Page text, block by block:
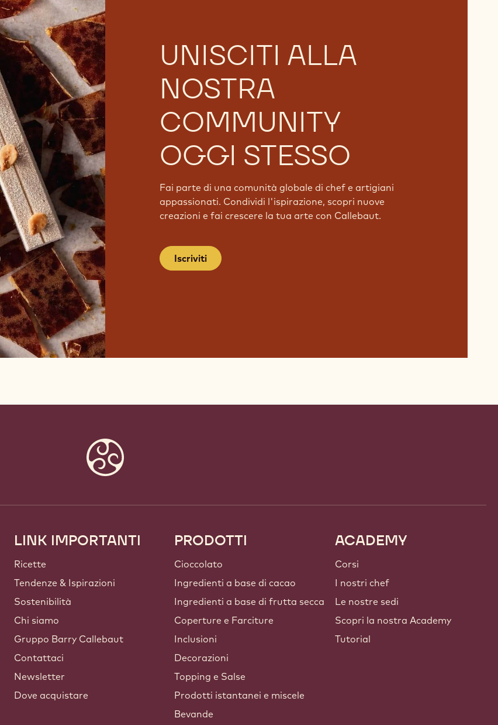
UNISCITI ALLA
NOSTRA
COMMUNITY
OGGI STESSO
Fai parte di una comunità globale di chef e artigiani
appassionati. Condividi l'ispirazione, scopri nuove
creazioni e fai crescere la tua arte con Callebaut.
Iscriviti
Footer
Callebaut
LINK IMPORTANTI
Ricette
Tendenze & Ispirazioni
Sostenibilità
Chi siamo
Gruppo Barry Callebaut
Contattaci
Newsletter
Dove acquistare
PRODOTTI
Cioccolato
Ingredienti a base di cacao
Ingredienti a base di frutta secca
Coperture e Farciture
Inclusioni
Decorazioni
Topping e Salse
Prodotti istantanei e miscele
Bevande
ACADEMY
Corsi
I nostri chef
Le nostre sedi
Scopri la nostra Academy
Tutorial